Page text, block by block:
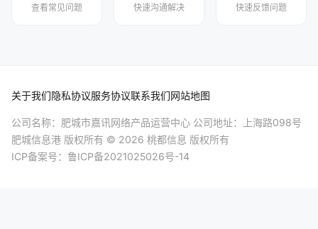
查看常见问题 快速沟通解决 快速反馈问题
关于我们隐私协议服务协议联系我们网站地图
公司名称：肥城市嘉讯网络产品运营中心 公司地址：上海路098号
肥城信息港 版权所有 © 2026 桃都信息 版权所有
ICP备案号： 鲁ICP备2021025026号-14